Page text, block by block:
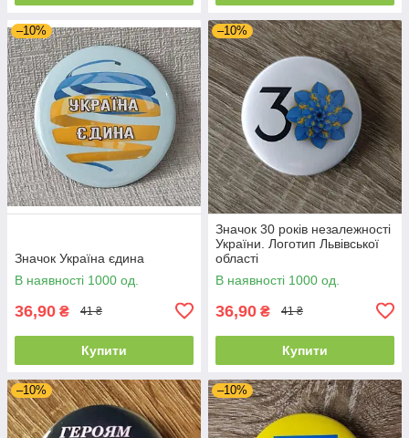
–10%
Значок Україна єдина
В наявності 1000 од.
36,90 ₴ 41 ₴
Купити
–10%
Значок 30 років незалежності
України. Логотип Львівської
області
В наявності 1000 од.
36,90 ₴ 41 ₴
Купити
–10% –10%